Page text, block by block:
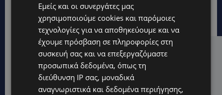
Hot this week
UPDATES
ΚΙΤΡΙΝΗ ΠΡΟΕΙΔΟΠΟΙΗΣΗ: Έτοιμοι για παραλία –
Εμείς και οι συνεργάτες μας
χρησιμοποιούμε cookies και παρόμοιες
τεχνολογίες για να αποθηκεύουμε και να
έχουμε πρόσβαση σε πληροφορίες στη
συσκευή σας και να επεξεργαζόμαστε
προσωπικά δεδομένα, όπως τη
διεύθυνση IP σας, μοναδικά
αναγνωριστικά και δεδομένα περιήγησης,